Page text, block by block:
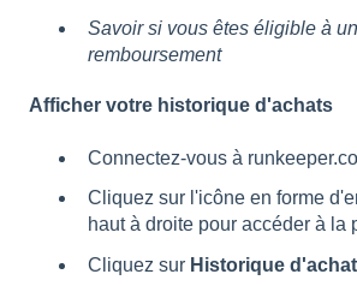
Savoir si vous êtes éligible à un
remboursement
Afficher votre historique d'achats
Connectez-vous à
Cliquez sur l'icône en forme
haut à droite pour accéder à la
Cliquez sur Historique d'achat